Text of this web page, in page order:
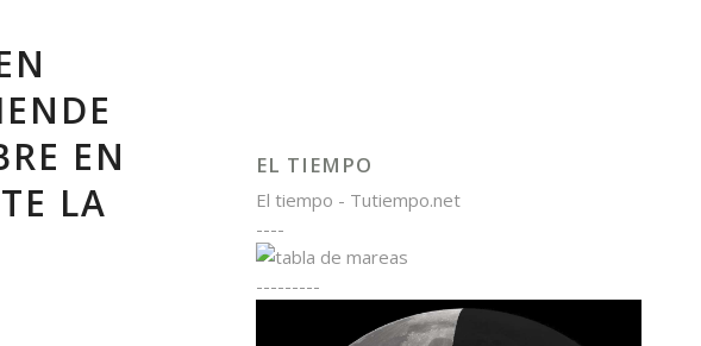
EN
LA
EL TIEMPO
El tiempo - Tutiempo.net
----
---------